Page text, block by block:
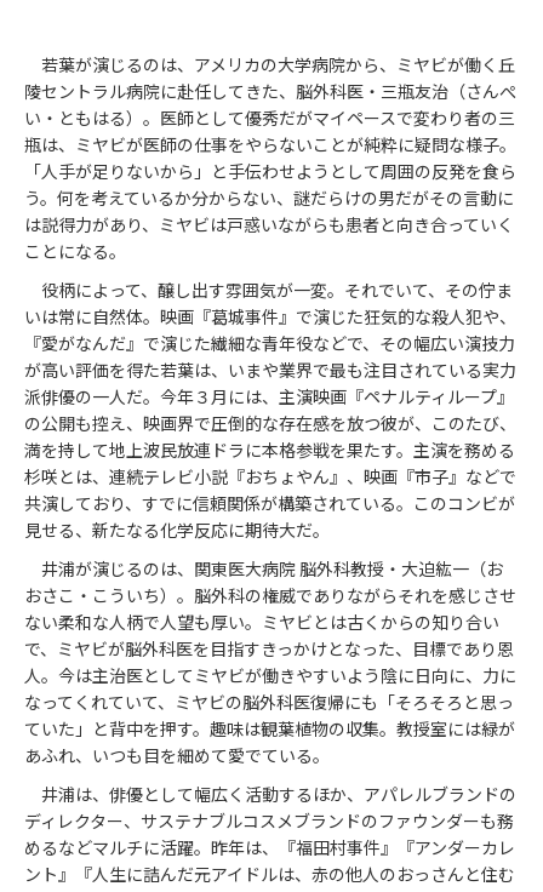
若葉が演じるのは、アメリカの大学病院から、ミヤビが働く丘
陵セントラル病院に赴任してきた、脳外科医・三瓶友治（さんぺ
い・ともはる）。医師として優秀だがマイペースで変わり者の三
瓶は、ミヤビが医師の仕事をやらないことが純粋に疑問な様子。
「人手が足りないから」と手伝わせようとして周囲の反発を食ら
う。何を考えているか分からない、謎だらけの男だがその言動に
は説得力があり、ミヤビは戸惑いながらも患者と向き合っていく
ことになる。
役柄によって、醸し出す雰囲気が一変。それでいて、その佇ま
いは常に自然体。映画『葛城事件』で演じた狂気的な殺人犯や、
『愛がなんだ』で演じた繊細な青年役などで、その幅広い演技力
が高い評価を得た若葉は、いまや業界で最も注目されている実力
派俳優の一人だ。今年３月には、主演映画『ペナルティループ』
の公開も控え、映画界で圧倒的な存在感を放つ彼が、このたび、
満を持して地上波民放連ドラに本格参戦を果たす。主演を務める
杉咲とは、連続テレビ小説『おちょやん』、映画『市子』などで
共演しており、すでに信頼関係が構築されている。このコンビが
見せる、新たなる化学反応に期待大だ。
井浦が演じるのは、関東医大病院 脳外科教授・大迫紘一（お
おさこ・こういち）。脳外科の権威でありながらそれを感じさせ
ない柔和な人柄で人望も厚い。ミヤビとは古くからの知り合い
で、ミヤビが脳外科医を目指すきっかけとなった、目標であり恩
人。今は主治医としてミヤビが働きやすいよう陰に日向に、力に
なってくれていて、ミヤビの脳外科医復帰にも「そろそろと思っ
ていた」と背中を押す。趣味は観葉植物の収集。教授室には緑が
あふれ、いつも目を細めて愛でている。
井浦は、俳優として幅広く活動するほか、アパレルブランドの
ディレクター、サステナブルコスメブランドのファウンダーも務
めるなどマルチに活躍。昨年は、『福田村事件』『アンダーカレ
ント』『人生に詰んだ元アイドルは、赤の他人のおっさんと住む